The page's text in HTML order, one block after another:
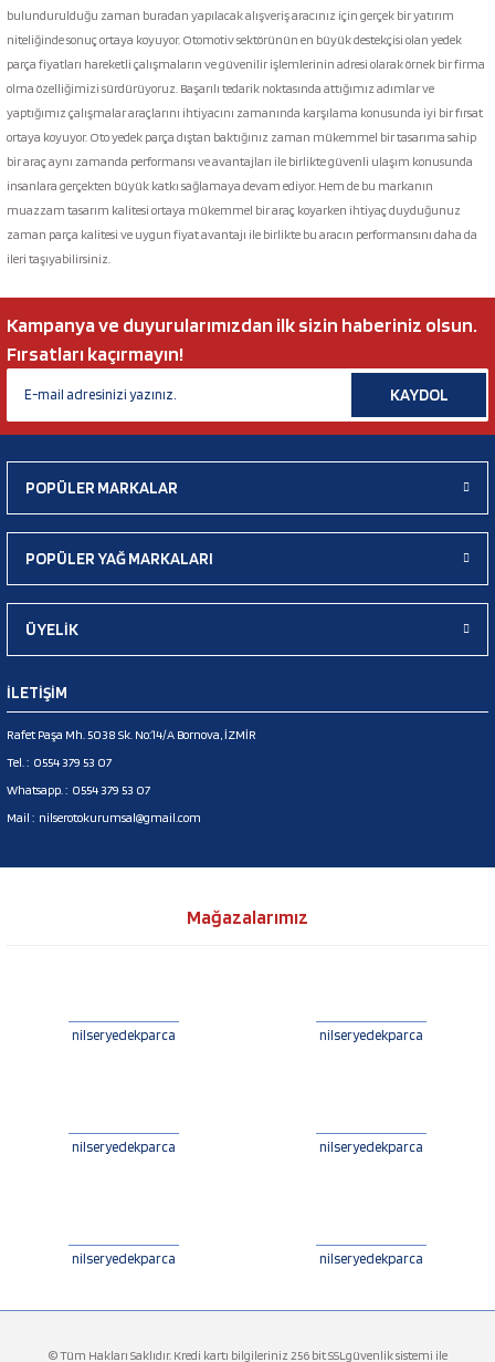
bulundurulduğu zaman buradan yapılacak alışveriş aracınız için gerçek bir yatırım
niteliğinde sonuç ortaya koyuyor. Otomotiv sektörünün en büyük destekçisi olan yedek
parça fiyatları hareketli çalışmaların ve güvenilir işlemlerinin adresi olarak örnek bir firma
olma özelliğimizi sürdürüyoruz. Başarılı tedarik noktasında attığımız adımlar ve
yaptığımız çalışmalar araçlarını ihtiyacını zamanında karşılama konusunda iyi bir fırsat
ortaya koyuyor. Oto yedek parça dıştan baktığınız zaman mükemmel bir tasarıma sahip
bir araç aynı zamanda performansı ve avantajları ile birlikte güvenli ulaşım konusunda
insanlara gerçekten büyük katkı sağlamaya devam ediyor. Hem de bu markanın
muazzam tasarım kalitesi ortaya mükemmel bir araç koyarken ihtiyaç duyduğunuz
zaman parça kalitesi ve uygun fiyat avantajı ile birlikte bu aracın performansını daha da
ileri taşıyabilirsiniz.
Kampanya ve duyurularımızdan ilk sizin haberiniz olsun.
Fırsatları kaçırmayın!
KAYDOL
POPÜLER MARKALAR
POPÜLER YAĞ MARKALARI
ÜYELİK
İLETİŞİM
Rafet Paşa Mh. 5038 Sk. No:14/A Bornova, İZMİR
Tel. : 0554 379 53 07
Whatsapp. : 0554 379 53 07
Mail : nilserotokurumsal@gmail.com
Mağazalarımız
nilseryedekparca nilseryedekparca
nilseryedekparca nilseryedekparca
nilseryedekparca nilseryedekparca
© Tüm Hakları Saklıdır. Kredi kartı bilgileriniz 256 bit SSLgüvenlik sistemi ile